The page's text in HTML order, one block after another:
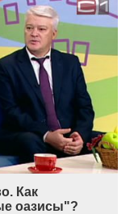
Как
оазисы"?